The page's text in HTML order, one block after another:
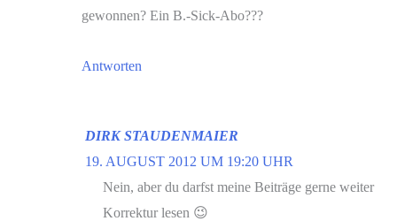
gewonnen? Ein B.-Sick-Abo???
Antworten
DIRK STAUDENMAIER
19. AUGUST 2012 UM 19:20 UHR
Nein, aber du darfst meine Beiträge gerne weiter
Korrektur lesen 😉